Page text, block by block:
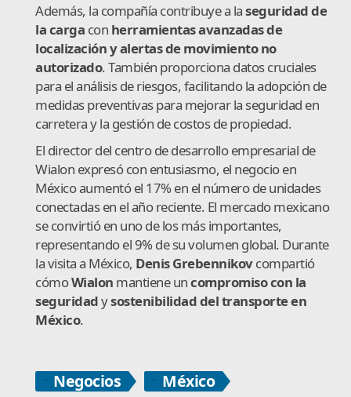
Además, la compañía contribuye a laseguridad de
la carga con herramientas avanzadas de
localización y alertas de movimiento no
autorizado. También proporciona datos cruciales
para el análisis de riesgos, facilitando la adopción de
medidas preventivas para mejorar la seguridad en
carretera y la gestión de costos de propiedad.
El director del centro de desarrollo empresarial de
Wialon expresó con entusiasmo, el negocio en
México aumentó el 17% en el número de unidades
conectadas en el año reciente. El mercado mexicano
se convirtió en uno de los más importantes,
representando el 9% de su volumen global. Durante
la visita a México, Denis Grebennikovcompartió
cómoWialon mantiene uncompromiso con la
seguridadysostenibilidad del transporte en
México.
Negocios México